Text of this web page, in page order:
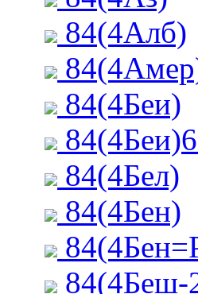
84(4Алб)
84(4Беи)
84(4Бел)
84(4Бен)
84(4Беш-